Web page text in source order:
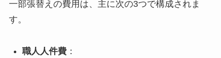
一部張替えの費用は、主に次の3つで構成されま
す。
職人人件費：